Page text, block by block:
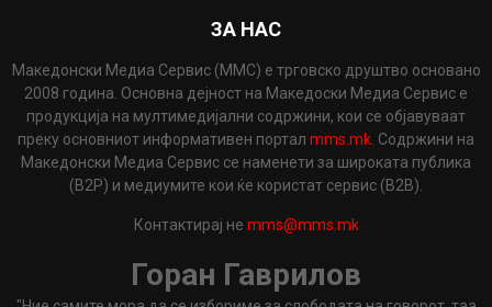
ЗА НАС
Македонски Медиа Сервис (ММС) е трговско друштво основано
2008 година. Основна дејност на Македоски Медиа Сервис е
продукција на мултимедијални содржини, кои се објавуваат
преку основниот информативен портал mms.mk . Содржини на
Македонски Медиа Сервис се наменети за широката публика
(B2P) и медиумите кои ќе користат сервис (B2B).
Контактирај не mms@mms.mk
Горан Гаврилов